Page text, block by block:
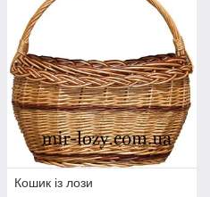
Кошик із лози